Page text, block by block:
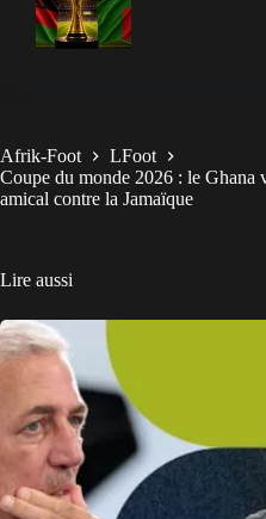
Afrik-Foot
LFoot
Coupe du monde 2026 : le Ghana
amical contre la Jamaïque
Lire aussi